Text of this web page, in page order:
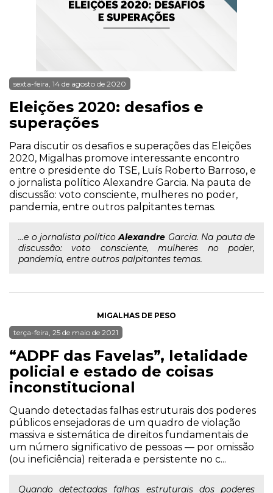
sexta-feira, 14 de agosto de 2020
Eleições 2020: desafios e
superações
Para discutir os desafios e superações das Eleições
2020, Migalhas promove interessante encontro
entre o presidente do TSE, Luís Roberto Barroso, e
o jornalista político Alexandre Garcia. Na pauta de
discussão: voto consciente, mulheres no poder,
pandemia, entre outros palpitantes temas.
...e o jornalista políticoAlexandre Garcia. Na pauta de
discussão: voto consciente, mulheres no poder,
pandemia, entre outros palpitantes temas.
MIGALHAS DE PESO
terça-feira, 25 de maio de 2021
“ADPF das Favelas”, letalidade
policial e estado de coisas
inconstitucional
Quando detectadas falhas estruturais dos poderes
públicos ensejadoras de um quadro de violação
massiva e sistemática de direitos fundamentais de
um número significativo de pessoas — por omissão
(ou ineficiência) reiterada e persistente no c...
Quando detectadas falhas estruturais dos poderes